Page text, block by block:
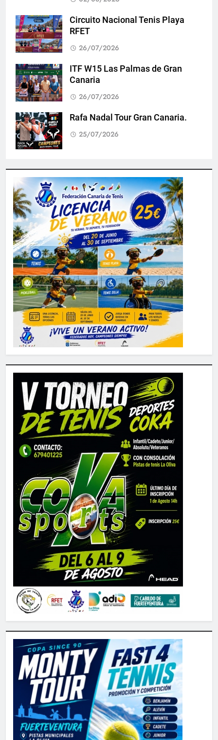
Circuito Nacional Tenis Playa
RFET
26/07/2026
ITF W15 Las Palmas de Gran
Canaria
26/07/2026
Rafa Nadal Tour Gran Canaria.
25/07/2026